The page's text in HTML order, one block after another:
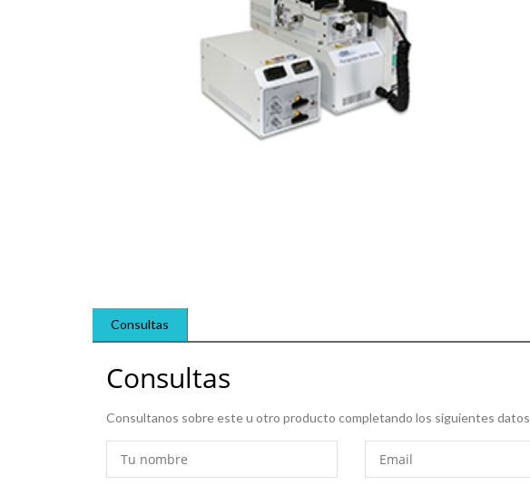
Consultas
Consultas
Consultanos sobre este u otro producto completando los siguientes datos